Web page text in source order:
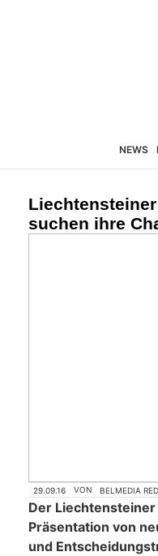
NEWS
suchen ihre
29.09.16 VON BELMEDIA
Der
Präsentation von
und